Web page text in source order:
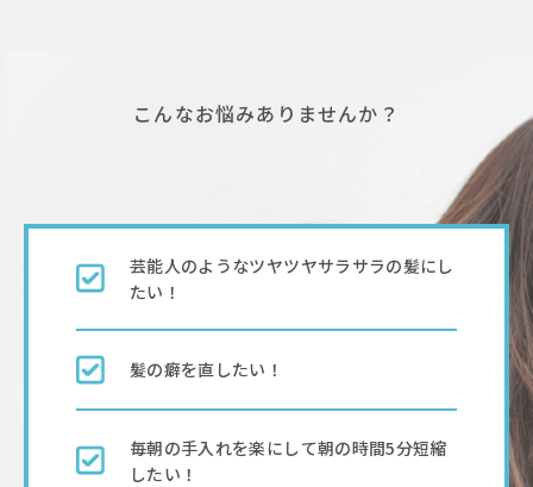
こんなお悩みありませんか？
芸能人のようなツヤツヤサラサラの髪にし
たい！
髪の癖を直したい！
毎朝の手入れを楽にして朝の時間5分短縮
したい！